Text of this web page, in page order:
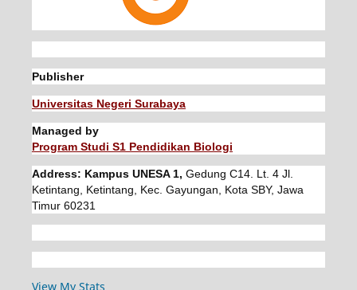
Publisher
Universitas Negeri Surabaya
Managed by
Program Studi S1 Pendidikan Biologi
Address: Kampus UNESA 1, Gedung C14. Lt. 4 Jl.
Ketintang, Ketintang, Kec. Gayungan, Kota SBY, Jawa
Timur 60231
View My Stats